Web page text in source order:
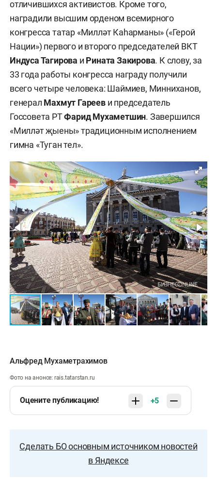
отличившихся активистов. Кроме того,
наградили высшим орденом всемирного
конгресса татар «Милләт Каһарманы» («Герой
Нации») первого и второго председателей ВКТ
Индуса Тагирова и Рината Закирова. К слову, за
33 года работы конгресса награду получили
всего четыре человека: Шаймиев, Минниханов,
генерал Махмут Гарееви председатель
Госсовета РТФарид Мухаметшин. Завершился
«Милләт җыены» традиционным исполнением
гимна «Туган тел».
Альфред Мухаметрахимов
Фото на анонсе: rais.tatarstan.ru
Оцените публикацию! +5
Сделать БО основным источником новостей
в Яндексе